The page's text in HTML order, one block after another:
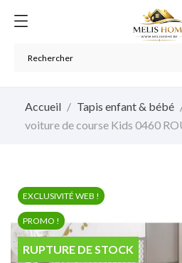
Accueil Tapis enfant & bébé
voiture de course Kids 0460
EXCLUSIVITÉ WEB !
PROMO !
RUPTURE DE STOCK